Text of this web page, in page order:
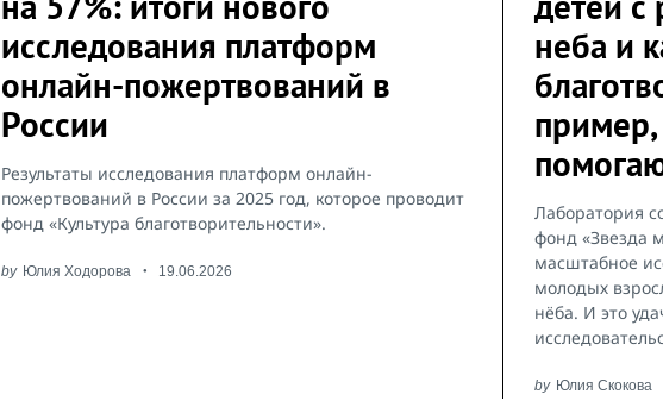
исследования платформ
онлайн-пожертвований в
России
Результаты исследования платформ онлайн-
пожертвований в России за 2025 год, которое проводит
фонд «Культура благотворительности».
by Юлия Ходорова 19.06.2026
неба и
пример,
Лаборатория
фонд «Звезда
масштабное
молодых
нёба. И это
by Юлия Скокова